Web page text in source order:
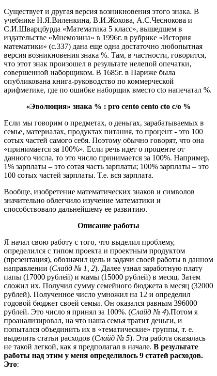
Существует и другая версия возникновения этого знака. В
учебнике Н.Я.Виленкина, В.И.Жохова, А.С.Чеснокова и
С.И.Шварцбурда «Математика 5 класс», вышедшем в
издательстве «Мнемозина» в 1996г. в рубрике «История
математики» (с.337) дана еще одна достаточно любопытная
версия возникновения знака %. Там, в частности, говорится,
что этот знак произошел в результате нелепой опечатки,
совершенной наборщиком. В 1685г. в Париже была
опубликована книга-руководство по коммерческой
арифметике, где по ошибке наборщик вместо cto напечатал %.
«Эволюция» знака % : pro cento cento cto c/o %
Если мы говорим о предметах, о деньгах, зарабатываемых в
семье, материалах, продуктах питания, то процент - это 100
сотых частей самого себя. Поэтому обычно говорят, что она
«принимается за 100%». Если речь идет о проценте от
данного числа, то это число принимается за 100%. Например,
1% зарплаты – это сотая часть зарплаты; 100% зарплаты – это
100 сотых частей зарплаты. Т.е. вся зарплата.
Вообще, изобретение математических знаков и символов
значительно облегчило изучение математики и
способствовало дальнейшему ее развитию.
Описание работы
Я начал свою работу с того, что выделил проблему,
определился с типом проекта и проектным продуктом
(презентация), обозначил цель и задачи своей работы в данном
направлении (Слайд № 1, 2). Далее узнал заработную плату
папы (17000 рублей) и мамы (15000 рублей) в месяц. Затем
сложил их. Получил сумму семейного бюджета в месяц (32000
рублей). Полученное число умножил на 12 и определил
годовой бюджет своей семьи. Он оказался равным 396000
рублей. Это число я принял за 100%. (Слайд № 4).Потом я
проанализировал, на что наша семья тратит деньги, и
попытался объединить их в «тематические» группы, т. е.
выделить статьи расходов (Слайд № 5). Эта работа оказалась
не такой легкой, как я предполагал в начале. В результате
работы над этим у меня определилось 9 статей расходов.
Это: